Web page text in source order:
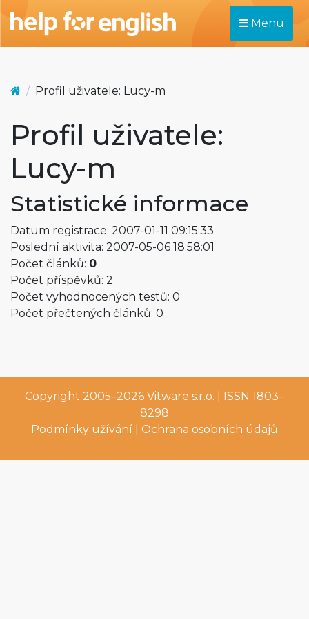
Menu
Profil uživatele: Lucy-m
Profil uživatele:
Lucy-m
Statistické informace
Datum registrace: 2007-01-11 09:15:33
Poslední aktivita: 2007-05-06 18:58:01
Počet článků: 0
Počet příspěvků: 2
Počet vyhodnocených testů: 0
Počet přečtených článků: 0
Copyright 2005–2026 Vitware s.r.o. | ISSN 1803–
8298
Podmínky užívání
Ochrana osobních údajů